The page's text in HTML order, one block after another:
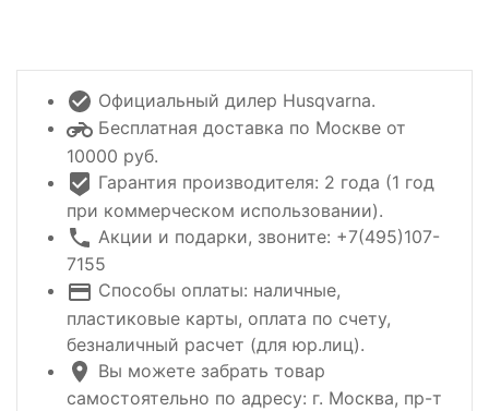
Официальный дилер Husqvarna.
Бесплатная доставка по Москве от
10000 руб.
Гарантия производителя: 2 года (1 год
при коммерческом использовании).
Акции и подарки, звоните: +7(495)107-
7155
Способы оплаты: наличные,
пластиковые карты, оплата по счету,
безналичный расчет (для юр.лиц).
Вы можете забрать товар
самостоятельно по адресу: г. Москва, пр-т